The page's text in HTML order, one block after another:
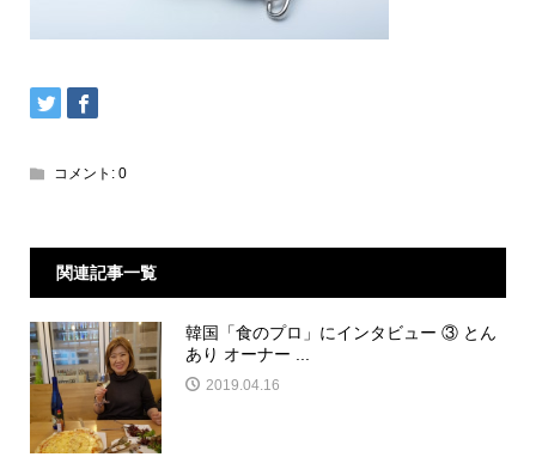
コメント: 0
関連記事一覧
韓国「食のプロ」にインタビュー ③ とん
あり オーナー ...
2019.04.16